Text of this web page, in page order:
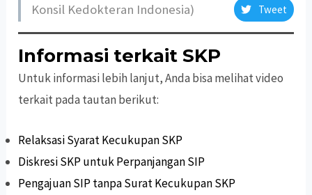
Konsil Kedokteran Indonesia)
Tweet
Informasi terkait SKP
Untuk informasi lebih lanjut, Anda bisa melihat video
terkait pada tautan berikut:
Relaksasi Syarat Kecukupan SKP
Diskresi SKP untuk Perpanjangan SIP
Pengajuan SIP tanpa Surat Kecukupan SKP